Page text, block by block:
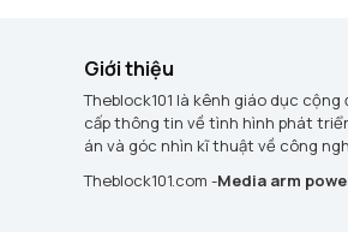
Giới thiệu
Theblock101 là kênh giáo dục
cấp thông tin về tình hình phát
án và góc nhìn kĩ thuật về công
Theblock101.com -Media arm